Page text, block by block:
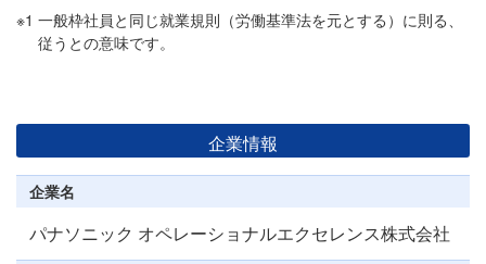
※1 一般枠社員と同じ就業規則（労働基準法を元とする）に則る、
従うとの意味です。
企業情報
企業名
パナソニック オペレーショナルエクセレンス株式会社